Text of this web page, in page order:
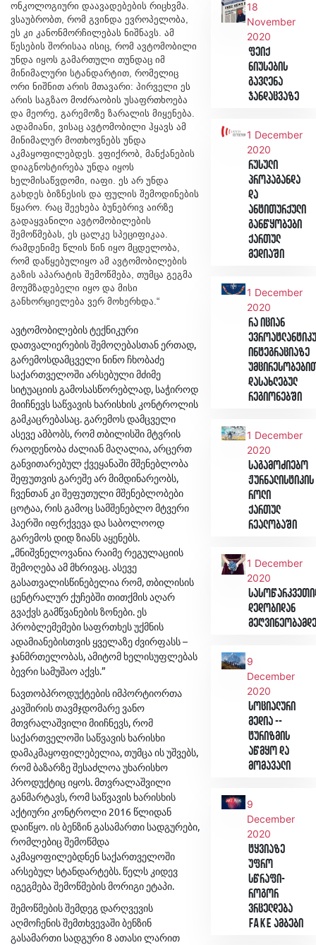
ონკოლოგიური დაავადებების რიცხვმა.
ვსაუბრობთ, რომ გვინდა ევროპელობა,
ეს კი კანონმორჩილებას ნიშნავს. ამ
წესების შორისაა ისიც, რომ ავტომობილი
უნდა იყოს გამართული თუნდაც იმ
მინიმალური სტანდარტით, რომელიც
ორი ნიშნით არის მთავარი: პირველი ეს
არის საგზაო მოძრაობის უსაფრთხოება
და მეორე, გარემოზე ზარალის მიყენება.
ადამიანი, ვისაც ავტომობილი ჰყავს ამ
მინიმალურ მოთხოვნებს უნდა
აკმაყოფილებდეს. ვფიქრობ, მანქანების
დიაგნოსტირება უნდა იყოს
ხელმისაწვდომი, იაფი. ეს არ უნდა
გახდეს ბიზნესის და ფულის შემოდინების
წყარო. რაც შეეხება ბუნებრივ აირზე
გადაყვანილი ავტომობილების
შემოწმებას, ეს ცალკე სპეციფიკაა.
რამდენიმე წლის წინ იყო მცდელობა,
რომ დაწყებულიყო ამ ავტომობილების
გაზის აპარატის შემოწმება, თუმცა გეგმა
მოუმზადებელი იყო და მისი
განხორციელება ვერ მოხერხდა.“
ავტომობილების ტექნიკური
დათვალიერების შემოღებასთან ერთად,
გარემოსდამცველი ნინო ჩხობაძე
საქართველოში არსებული მძიმე
სიტუაციის გამოსასწორებლად, საჭიროდ
მიიჩნევს საწვავის ხარისხის კონტროლის
გამკაცრებასაც. გარემოს დამცველი
ასევე ამბობს, რომ თბილისში მტვრის
რაოდენობა ძალიან მაღალია, არცერთ
განვითარებულ ქვეყანაში მშენებლობა
შეფუთვის გარეშე არ მიმდინარეობს,
ჩვენთან კი შეფუთული მშენებლობები
ცოტაა, რის გამოც სამშენებლო მტვერი
ჰაერში იფრქვევა და საბოლოოდ
გარემოს დიდ ზიანს აყენებს.
„მნიშვნელოვანია რაიმე რეგულაციის
შემოღება ამ მხრივაც. ასევე
გასათვალისწინებელია რომ, თბილისის
ცენტრალურ ქუჩებში თითქმის აღარ
გვაქვს გამწვანების ზონები. ეს
პრობლემემები საფრთხეს უქმნის
ადამიანებისთვის ყველაზე ძვირფასს –
ჯანმრთელობას, ამიტომ ხელისუფლებას
ბევრი სამუშაო აქვს.”
ნავთობპროდუქტების იმპორტიორთა
კავშირის თავმჯდომარე ვანო
მთვრალაშვილი მიიჩნევს, რომ
საქართველოში საწვავის ხარისხი
დამაკმაყოფილებელია, თუმცა ის უშვებს,
რომ ბაზარზე შესაძლოა უხარისხო
პროდუქტიც იყოს. მთვრალაშვილი
განმარტავს, რომ საწვავის ხარისხის
აქტიური კონტროლი 2016 წლიდან
დაიწყო. ის ბენზინ გასამართი სადგურები,
რომლებიც შემოწმდა
აკმაყოფილებდნენ საქართველოში
არსებულ სტანდარტებს. წელს კიდევ
იგეგმება შემოწმების მორიგი ეტაპი.
შემოწმების შემდეგ დარღვევის
აღმოჩენის შემთხვევაში ბენზინ
გასამართი სადგური 8 ათასი ლარით
18
November
2020
ფეიქ
ნიუსების
გავლენა
ჯანდაცვაზე
1 December
2020
რუსული
პროპაგანდა
და
ანტითურქული
განწყობები
ქართულ
მედიაში
1 December
2020
რა იციან
ინტეგრაციაზე
დასახლებულ
რეგიონებში
1 December
2020
საგამოძიებო
ჟურნალისტიკის
როლი
ქართულ
რეალობაში
1 December
2020
დედობიდან
9
December
2020
სოციალური
მედია --
ტურიზმის
აწმყო და
მომავალი
9
December
2020
ტყვიაზე
უფრო
სწრაფი-
როგორ
ვრცელდება
Fake ამბები